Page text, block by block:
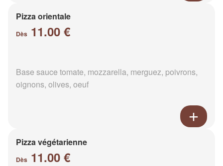
Pizza orientale
Dès 11.00 €
Base sauce tomate, mozzarella, merguez, poivrons,
oignons, olives, oeuf
Pizza végétarienne
Dès 11.00 €